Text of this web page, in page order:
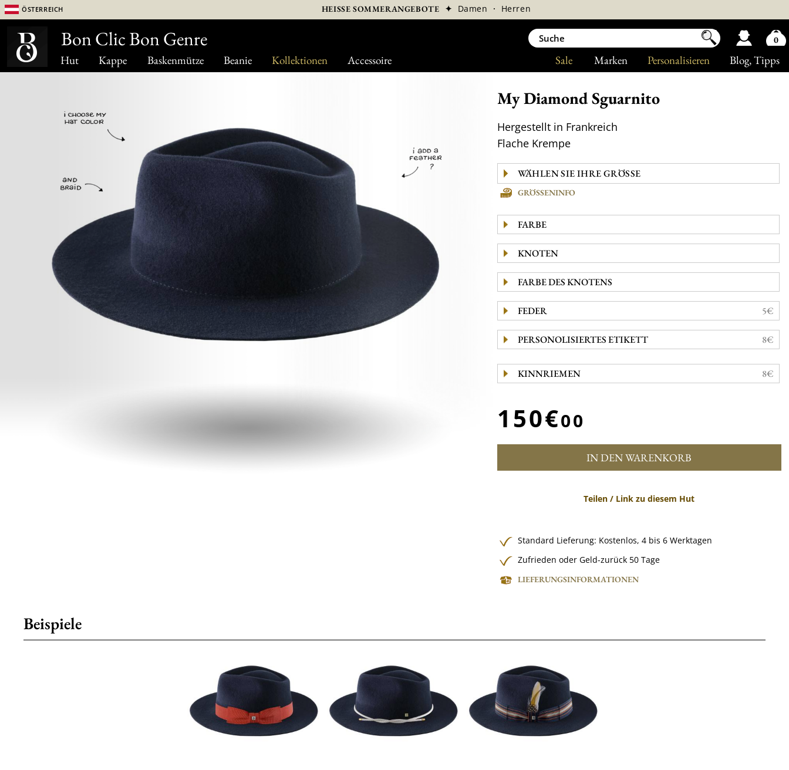
Hut Kappe Baskenmütze Beanie Kollektionen Accessoire Blog, Tipps
Personalisieren
Marken
Sale
Österreich HEISSE SOMMERANGEBOTE ✦ Damen · Herren
My Diamond Sguarnito
Hergestellt in Frankreich
Flache Krempe
GRÖSSENINFO
FARBE
KNOTEN
FARBE DES KNOTENS
FEDER 5€
PERSONOLISIERTES ETIKETT 8€
KINNRIEMEN 8€
150€00
IN DEN WARENKORB
Teilen / Link zu diesem Hut
Standard Lieferung: Kostenlos, 4 bis 6 Werktagen
Zufrieden oder Geld-zurück 50 Tage
LIEFERUNGSINFORMATIONEN
Beispiele
Bon Clic Bon Genre 0